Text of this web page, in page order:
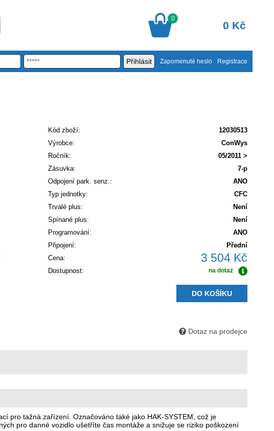
0
0 Kč
Zapomenuté heslo Registrace
Kód zboží:
12030513
Výrobce:
ConWys
Ročník:
05/2011 >
Zásuvka:
7-p
Odpojení park. senz.:
ANO
Typ jednotky:
CFC
Trvalé plus:
Není
Spínané plus:
Není
Programování:
ANO
Připojení:
Přední
Cena:
3 504 Kč
Dostupnost: na dotaz
DO KOŠÍKU
Dotaz na prodejce
pro tažná zařízení. Označováno také jako HAK-SYSTEM, což je
pro danné vozidlo ušetříte čas montáže a snižuje se riziko poškození